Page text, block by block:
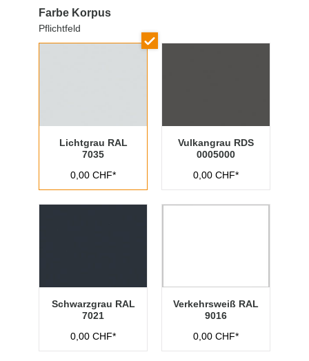
Farbe Korpus
Pflichtfeld
Lichtgrau RAL
7035
0,00 CHF*
Vulkangrau RDS
0005000
0,00 CHF*
Schwarzgrau RAL
7021
0,00 CHF*
Verkehrsweiß RAL
9016
0,00 CHF*